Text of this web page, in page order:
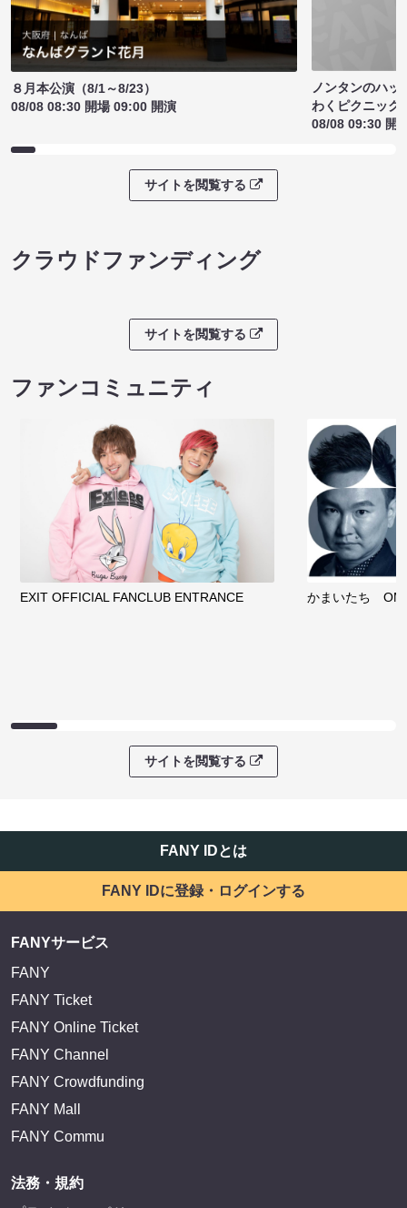
８月本公演（8/1～8/23）
08/08 08:30 開場 09:00 開演
ノンタンのハッ
わくピクニック
08/08 09:30 開
サイトを閲覧する
クラウドファンディング
サイトを閲覧する
ファンコミュニティ
EXIT OFFICIAL FANCLUB ENTRANCE かまいたち
サイトを閲覧する
FANY IDとは
FANY IDに登録・ログインする
FANYサービス
FANY
FANY Ticket
FANY Online Ticket
FANY Channel
FANY Crowdfunding
FANY Mall
FANY Commu
法務・規約